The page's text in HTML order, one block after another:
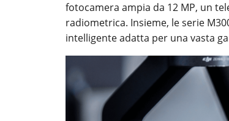
fotocamera ampia da 12 MP, un
radiometrica. Insieme, le serie
intelligente adatta per una vasta